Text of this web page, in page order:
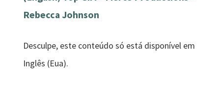
Rebecca Johnson
Desculpe, este conteúdo só está disponível em
Inglês (Eua).